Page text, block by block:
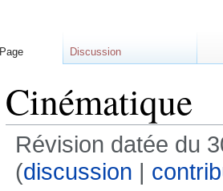
Cinématique
Révision datée du
(discussion |
Page Discussion